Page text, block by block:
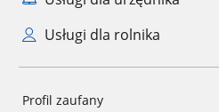
Usługi dla rolnika
Profil zaufany